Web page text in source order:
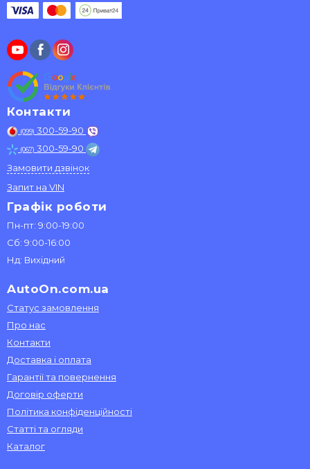
Контакти
(099) 300-59-90
(067) 300-59-90
Замовити дзвінок
Запит на VIN
Графік роботи
Пн-пт: 9:00-19:00
Сб: 9:00-16:00
Нд: Вихідний
AutoOn.com.ua
Статус замовлення
Про нас
Контакти
Доставка і оплата
Гарантії та повернення
Договір оферти
Політика конфіденційності
Статті та огляди
Каталог